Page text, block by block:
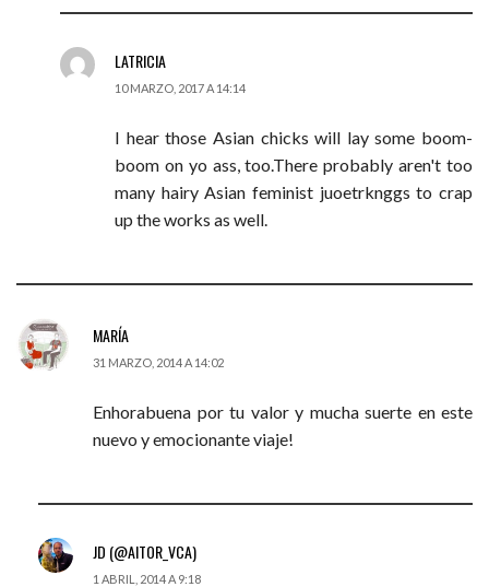
LATRICIA
10 MARZO, 2017 A 14:14
I hear those Asian chicks will lay some boom-
boom on yo ass, too.There probably aren't too
many hairy Asian feminist juoetrknggs to crap
up the works as well.
MARÍA
31 MARZO, 2014 A 14:02
Enhorabuena por tu valor y mucha suerte en este
nuevo y emocionante viaje!
JD (@AITOR_VCA)
1 ABRIL, 2014 A 9:18